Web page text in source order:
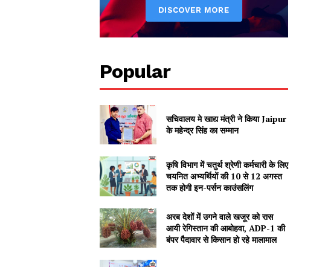
Popular
सचिवालय मे खाद्य मंत्री ने किया Jaipur
के महेन्द्र सिंह का सम्मान
कृषि विभाग में चतुर्थ श्रेणी कर्मचारी के लिए
चयनित अभ्यर्थियों की 10 से 12 अगस्त
तक होगी इन-पर्सन काउंसलिंग
अरब देशों में उगने वाले खजूर को रास
आयी रेगिस्तान की आबोहवा, ADP-1 की
बंपर पैदावार से किसान हो रहे मालामाल